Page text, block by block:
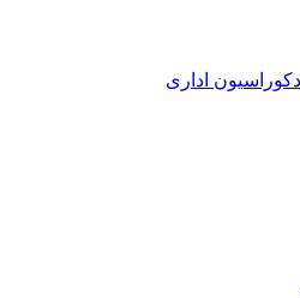
اداری